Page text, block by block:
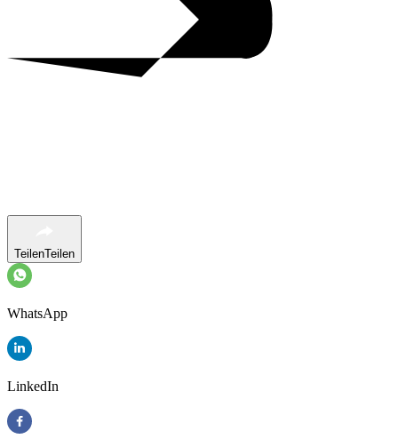
TeilenTeilen
WhatsApp
LinkedIn